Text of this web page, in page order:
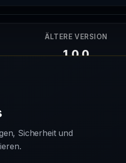
ÄLTERE VERSION
1.0.0
Sicherheit und